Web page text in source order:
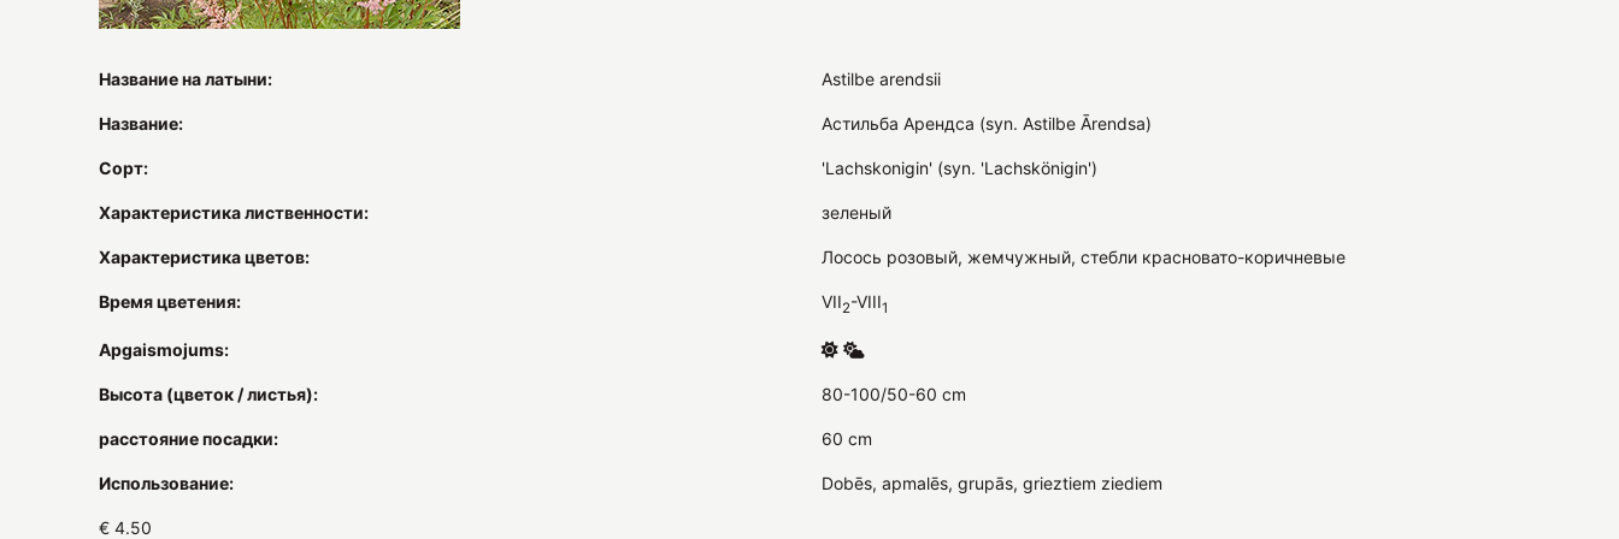
Название на латыни: Astilbe arendsii
Название: Астильба Арендса (syn. Astilbe Ārendsa)
Сорт: 'Lachskonigin' (syn. 'Lachskönigin')
Характеристика лиственности: зеленый
Характеристика цветов: Лосось розовый, жемчужный, стебли красновато-коричневые
Время цветения: VII2-VIII1
Apgaismojums:
Высота (цветок / листья): 80-100/50-60 cm
расстояние посадки: 60 cm
Использование: Dobēs, apmalēs, grupās, grieztiem ziediem
€ 4.50